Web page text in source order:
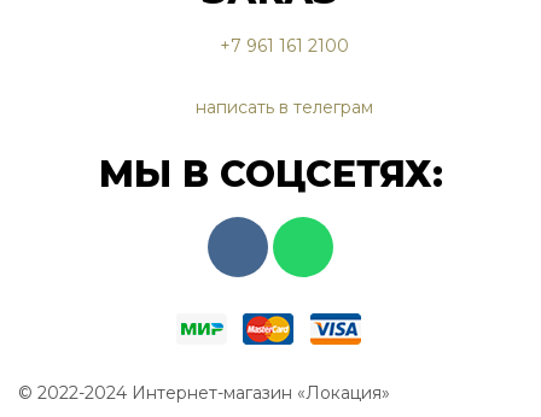
+7 961 161 2100
написать в телеграм
МЫ В СОЦСЕТЯХ:
© 2022-2024 Интернет-магазин «Локация»